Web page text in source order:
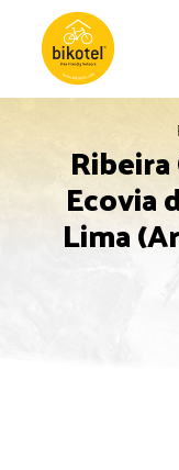
SOBRE NÓS
DESTINOS
ALOJAMENTOS
Ecovia
Lima